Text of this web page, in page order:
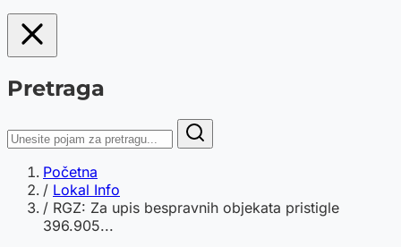
Pretraga
Početna
/ Lokal Info
/ RGZ: Za upis bespravnih objekata pristigle
396.905...